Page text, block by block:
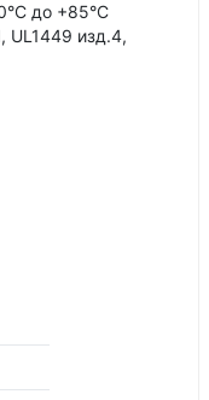
до +85°C
UL1449 изд.4,